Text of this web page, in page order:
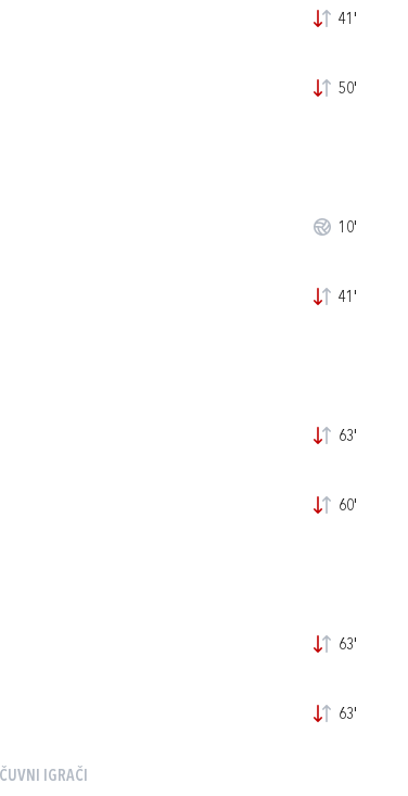
41'
50'
10'
41'
63'
60'
63'
63'
IGRAČI